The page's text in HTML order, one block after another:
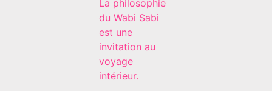
La philosophie
du Wabi Sabi
est une
invitation au
voyage
intérieur.